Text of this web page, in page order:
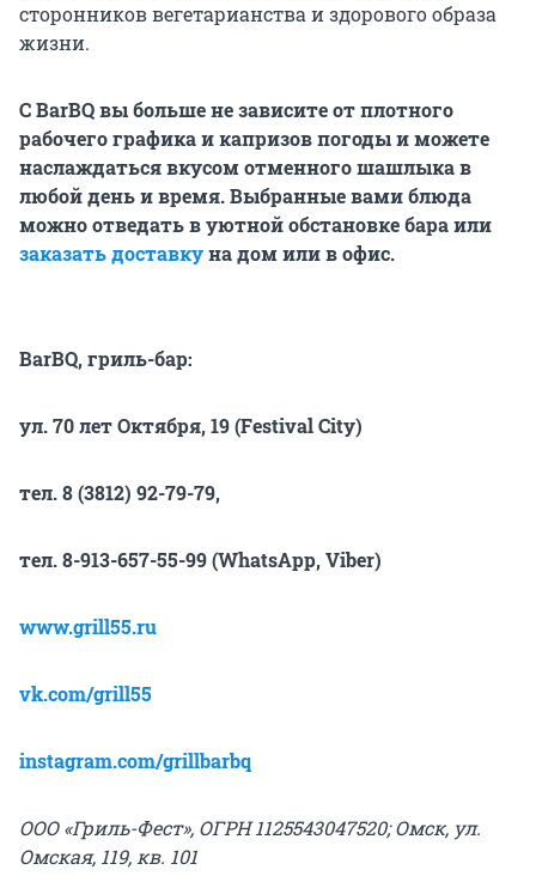
сторонников вегетарианства и здорового образа
жизни.
СBarBQвы больше не зависите от плотного
рабочего графика и капризов погоды и можете
наслаждаться вкусом отменного шашлыка в
любой день и время. Выбранные вами блюда
можно отведать в уютной обстановке бара или
заказать доставкуна дом или в офис.
BarBQ, гриль-бар:
ул. 70 лет Октября, 19 (Festival City)
тел. 8 (3812) 92-79-79,
тел. 8-913-657-55-99(WhatsApp, Viber)
www.grill55.ru
vk.com/grill55
instagram.com/grillbarbq
ООО «Гриль-Фест», ОГРН 1125543047520; Омск, ул.
Омская, 119, кв. 101